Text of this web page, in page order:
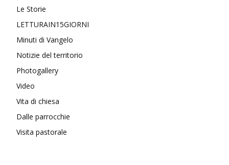
Le Storie
LETTURAIN15GIORNI
Minuti di Vangelo
Notizie del territorio
Photogallery
Video
Vita di chiesa
Dalle parrocchie
Visita pastorale